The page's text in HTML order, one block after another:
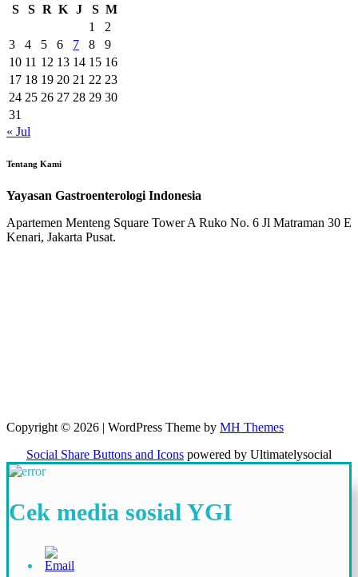
S
S R K J S M
1
2
3
4 5 6 7 8
9
10 11 12 13 14 15 16
17 18 19 20 21 22 23
24 25 26 27 28 29 30
31
« Jul
Tentang Kami
Yayasan Gastroenterologi Indonesia
Apartemen Menteng Square Tower A Ruko No. 6 Jl Matraman 30 E
Kenari, Jakarta Pusat.
Copyright © 2026 | WordPress Theme by MH Themes
Social Share Buttons and Icons powered by Ultimatelysocial
Cek media sosial YGI